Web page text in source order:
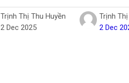
Trịnh Thị Thu Huyền
2 Dec 2025
Trịnh
2 Dec